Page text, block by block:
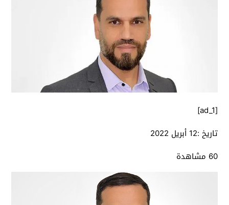
[ad_1]
تاريخ :12 أبريل 2022
60 مشاهدة